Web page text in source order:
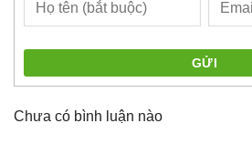
GỬI
Chưa có bình luận nào